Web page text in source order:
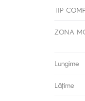
TIP
ZONA
Lungime
Lăţime